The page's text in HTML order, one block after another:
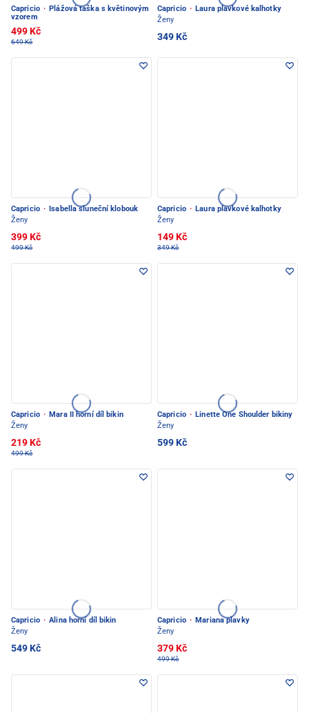
Capricio · Plážová taška s květinovým
vzorem
499 Kč
649 Kč
Capricio · Laura plavkové kalhotky
Ženy
349 Kč
Capricio ·
Isabella sluneční klobouk
Ženy
399 Kč
499 Kč
Capricio · Laura plavkové kalhotky
Ženy
149 Kč
349 Kč
Capricio · Mara II horní díl bikin
Ženy
219 Kč
499 Kč
Capricio · Linette One Shoulder bikiny
Ženy
599 Kč
Capricio · Alina horní díl bikin
Ženy
549 Kč
Capricio · Mariana plavky
Ženy
379 Kč
499 Kč